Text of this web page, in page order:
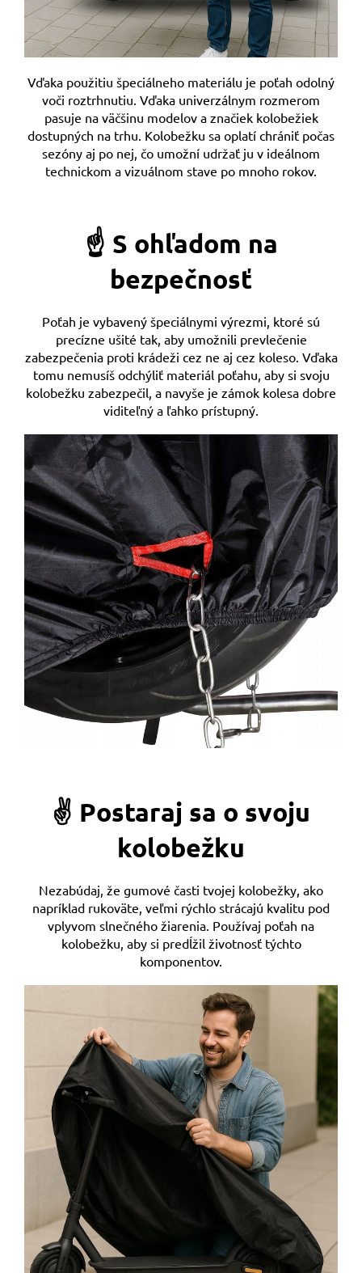
Vďaka použitiu špeciálneho materiálu je poťah odolný
voči roztrhnutiu. Vďaka univerzálnym rozmerom
pasuje na väčšinu modelov a značiek kolobežiek
dostupných na trhu. Kolobežku sa oplatí chrániť počas
sezóny aj po nej, čo umožní udržať ju v ideálnom
technickom a vizuálnom stave po mnoho rokov.
☝️ S ohľadom na
bezpečnosť
Poťah je vybavený špeciálnymi výrezmi, ktoré sú
precízne ušité tak, aby umožnili prevlečenie
zabezpečenia proti krádeži cez ne aj cez koleso. Vďaka
tomu nemusíš odchýliť materiál poťahu, aby si svoju
kolobežku zabezpečil, a navyše je zámok kolesa dobre
viditeľný a ľahko prístupný.
✌️ Postaraj sa o svoju
kolobežku
Nezabúdaj, že gumové časti tvojej kolobežky, ako
napríklad rukoväte, veľmi rýchlo strácajú kvalitu pod
vplyvom slnečného žiarenia. Používaj poťah na
kolobežku, aby si predĺžil životnosť týchto
komponentov.